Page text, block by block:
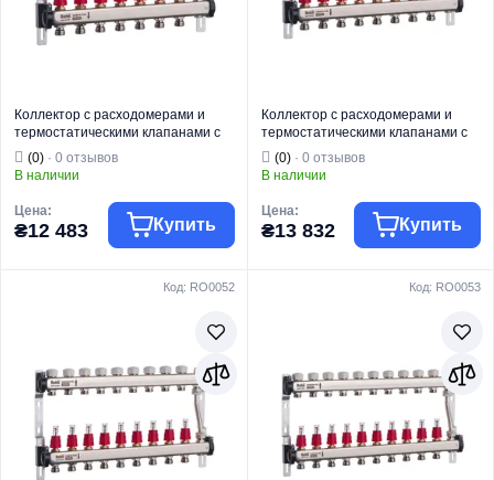
Коллектор с расходомерами и
термостатическими клапанами с
байпасом Roho R814-07 - 1"х 7
вых. (RO0050)
(0) · 0 отзывов
В наличии
Цена:
₴12 483 Купить
Водяной теплый
Вид изделия
Коллектор с
расходомерами
Для систем
отопления
Страна бренда
Италия
Коллектор с расходомерами и
термостатическими клапанами с
байпасом Roho R814-08 - 1"х 8
вых. (RO0051)
(0)· 0 отзывов
В наличии
Цена:
₴13 832 Купить
Водяной теплый
Вид изделия
Коллектор с
расходомерами
отопления
Страна бренда
Италия
Код: RO0052 Код: RO0053